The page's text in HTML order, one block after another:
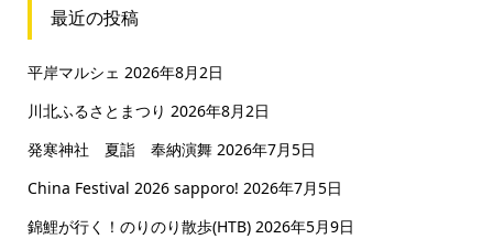
最近の投稿
平岸マルシェ 2026年8月2日
川北ふるさとまつり 2026年8月2日
発寒神社 夏詣 奉納演舞 2026年7月5日
China Festival 2026 sapporo! 2026年7月5日
錦鯉が行く！のりのり散歩(HTB) 2026年5月9日